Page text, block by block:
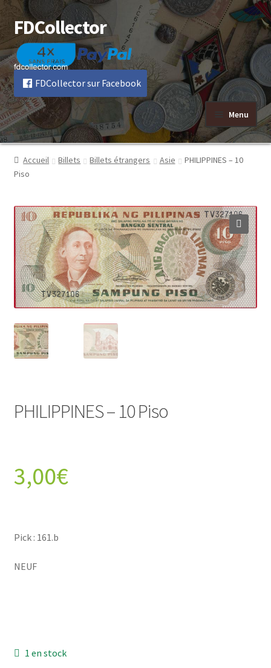
Aller
navigation
Aller
au
contenu
FDCollector
FDCollector sur Facebook
Menu
Accueil Billets Billets étrangers Asie
PHILIPPINES – 10
Piso
PHILIPPINES – 10 Piso
3,00€
Pick : 161.b
NEUF
1 en stock